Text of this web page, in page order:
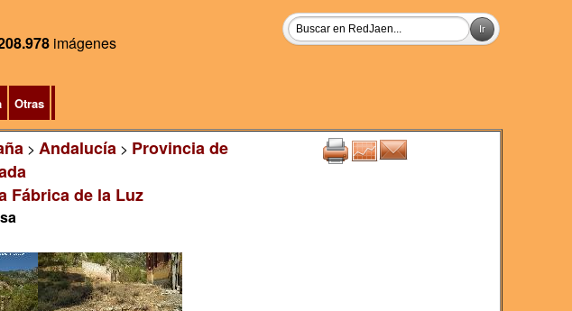
imágenes
Otras
> Andalucía> Provincia de
Fábrica de la Luz